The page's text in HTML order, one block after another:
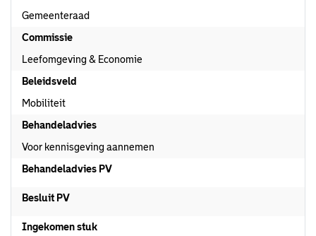
Gemeenteraad
Commissie
Leefomgeving & Economie
Beleidsveld
Mobiliteit
Behandeladvies
Voor kennisgeving aannemen
Behandeladvies PV
Besluit PV
Ingekomen stuk